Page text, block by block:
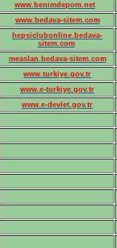
www.benimdepom.net
www.bedava-sitem.com
hepsiclubonline.bedava-
sitem.com
measlan.bedava-sitem.com
www.turkiye.gov.tr
www.e-turkiye.gov.tr
www.e-devlet.gov.tr